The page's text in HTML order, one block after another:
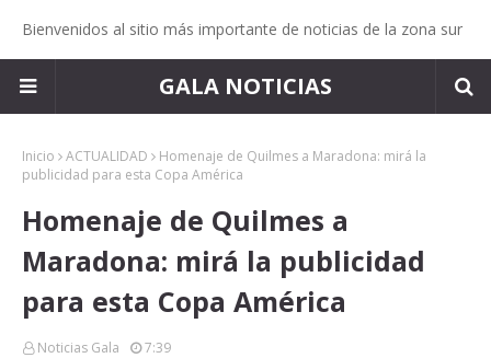
Bienvenidos al sitio más importante de noticias de la zona sur
GALA NOTICIAS
Inicio ACTUALIDAD
Homenaje de Quilmes a Maradona: mirá la
publicidad para esta Copa América
Homenaje de Quilmes a
Maradona: mirá la publicidad
para esta Copa América
Noticias Gala 7:39